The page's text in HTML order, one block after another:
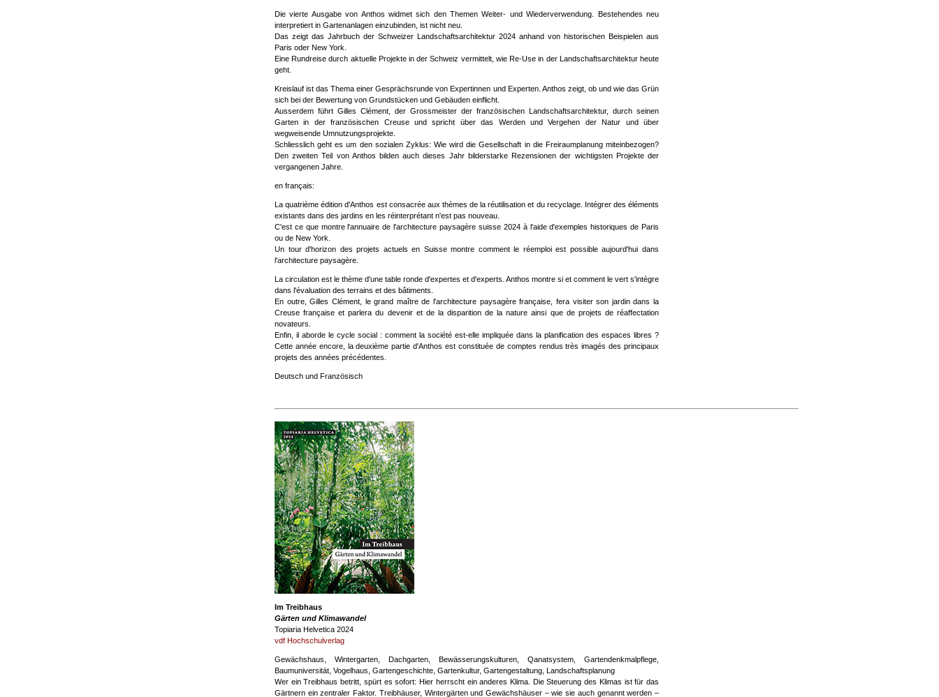
Die vierte Ausgabe von Anthos widmet sich den Themen Weiter- und Wiederverwendung. Bestehendes neu
interpretiert in Gartenanlagen einzubinden, ist nicht neu.
Das zeigt das Jahrbuch der Schweizer Landschaftsarchitektur 2024 anhand von historischen Beispielen aus
Paris oder New York.
Eine Rundreise durch aktuelle Projekte in der Schweiz vermittelt, wie Re-Use in der Landschaftsarchitektur heute
geht.
Kreislauf ist das Thema einer Gesprächsrunde von Expertinnen und Experten. Anthos zeigt, ob und wie das Grün
sich bei der Bewertung von Grundstücken und Gebäuden einflicht.
Ausserdem führt Gilles Clément, der Grossmeister der französischen Landschaftsarchitektur, durch seinen
Garten in der französischen Creuse und spricht über das Werden und Vergehen der Natur und über
wegweisende Umnutzungsprojekte.
Schliesslich geht es um den sozialen Zyklus: Wie wird die Gesellschaft in die Freiraumplanung miteinbezogen?
Den zweiten Teil von Anthos bilden auch dieses Jahr bilderstarke Rezensionen der wichtigsten Projekte der
vergangenen Jahre.
en français:
La quatrième édition d'Anthos est consacrée aux thèmes de la réutilisation et du recyclage. Intégrer des éléments
existants dans des jardins en les réinterprétant n'est pas nouveau.
C'est ce que montre l'annuaire de l'architecture paysagère suisse 2024 à l'aide d'exemples historiques de Paris
ou de New York.
Un tour d'horizon des projets actuels en Suisse montre comment le réemploi est possible aujourd'hui dans
l'architecture paysagère.
La circulation est le thème d'une table ronde d'expertes et d'experts. Anthos montre si et comment le vert s'intègre
dans l'évaluation des terrains et des bâtiments.
En outre, Gilles Clément, le grand maître de l'architecture paysagère française, fera visiter son jardin dans la
Creuse française et parlera du devenir et de la disparition de la nature ainsi que de projets de réaffectation
novateurs.
Enfin, il aborde le cycle social : comment la société est-elle impliquée dans la planification des espaces libres ?
Cette année encore, la deuxième partie d'Anthos est constituée de comptes rendus très imagés des principaux
projets des années précédentes.
Deutsch und Französisch
Im Treibhaus
Gärten und Klimawandel
Topiaria Helvetica 2024
vdf Hochschulverlag
Gewächshaus, Wintergarten, Dachgarten, Bewässerungskulturen, Qanatsystem, Gartendenkmalpflege,
Baumuniversität, Vogelhaus, Gartengeschichte, Gartenkultur, Gartengestaltung, Landschaftsplanung
Wer ein Treibhaus betritt, spürt es sofort: Hier herrscht ein anderes Klima. Die Steuerung des Klimas ist für das
Gärtnern ein zentraler Faktor. Treibhäuser, Wintergärten und Gewächshäuser – wie sie auch genannt werden –